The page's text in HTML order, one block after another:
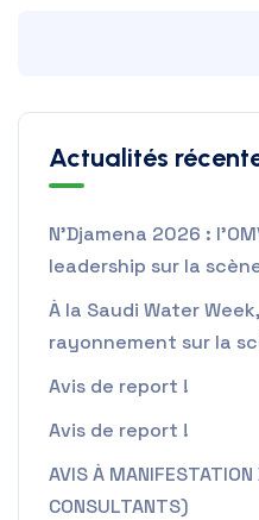
Actualités
N’Djamena 2026 :
leadership sur la
À la Saudi Water
rayonnement sur la
Avis de report !
Avis de report !
AVIS À MANIFESTATION
CONSULTANTS)